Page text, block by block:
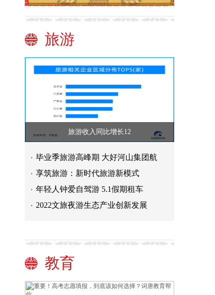
旅游
旅游收入同比增长12
毕业季旅游高峰期 大好河山集团航
享筑旅游：新时代旅游新模式
年轻人钟爱自驾游 5.1假期租车
2022文旅夜游生态产业创新发展
教育